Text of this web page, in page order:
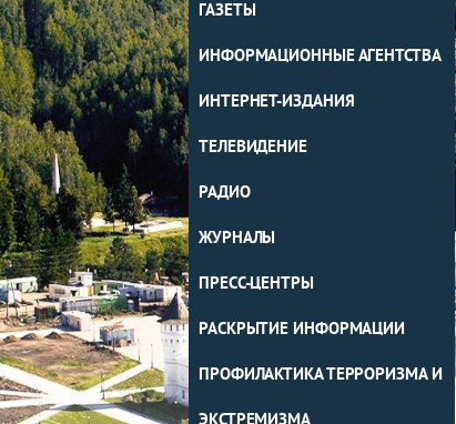
ГАЗЕТЫ
ИНФОРМАЦИОННЫЕ АГЕНТСТВА
ИНТЕРНЕТ-ИЗДАНИЯ
ТЕЛЕВИДЕНИЕ
РАДИО
ЖУРНАЛЫ
ПРЕСС-ЦЕНТРЫ
РАСКРЫТИЕ ИНФОРМАЦИИ
ПРОФИЛАКТИКА ТЕРРОРИЗМА И